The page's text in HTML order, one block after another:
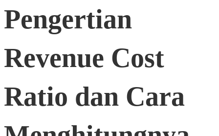
Revenue
Cost
Ratio
dan
Pengertian
Revenue Cost
Ratio dan Cara